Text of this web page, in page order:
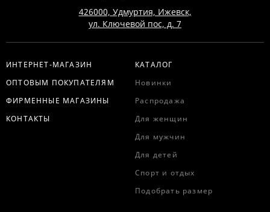
426000, Удмуртия, Ижевск,
ул. Ключевой пос, д. 7
ИНТЕРНЕТ-МАГАЗИН
ОПТОВЫМ ПОКУПАТЕЛЯМ
ФИРМЕННЫЕ МАГАЗИНЫ
КОНТАКТЫ
КАТАЛОГ
Новинки
Распродажа
Для женщин
Для мужчин
Для детей
Спорт и отдых
Подобрать размер